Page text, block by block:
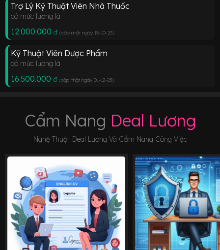
Trợ Lý Kỹ Thuật Viên Nhà Thuốc
có mức lương là
12.000.000 đ (cập nhật ngày 15-10-23)
Kỹ Thuật Viên Dược Phẩm
có mức lương là
16.500.000 đ (cập nhật ngày 01-12-23)
Cẩm Nang Deal Lương
Nghệ Thuật Deal Lương Và Cẩm Nang Công Việc